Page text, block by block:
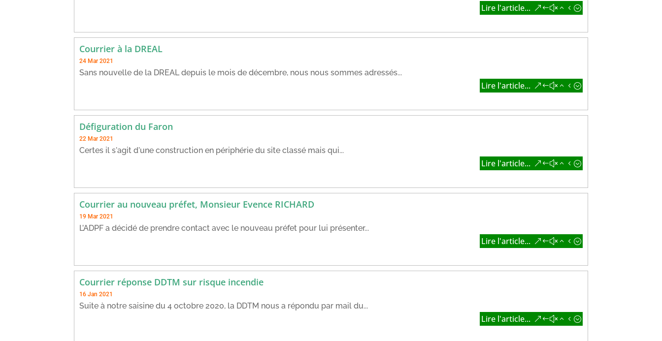
Lire l'article...
Courrier à la DREAL
24 Mar 2021
Sans nouvelle de la DREAL depuis le mois de décembre, nous nous sommes adressés...
Lire l'article...
Défiguration du Faron
22 Mar 2021
Certes il s'agit d'une construction en périphérie du site classé mais qui...
Lire l'article...
Courrier au nouveau préfet, Monsieur Evence RICHARD
19 Mar 2021
L’ADPF a décidé de prendre contact avec le nouveau préfet pour lui présenter...
Lire l'article...
Courrier réponse DDTM sur risque incendie
16 Jan 2021
Suite à notre saisine du 4 octobre 2020, la DDTM nous a répondu par mail du...
Lire l'article...